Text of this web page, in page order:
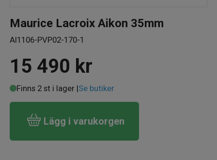
Maurice Lacroix Aikon 35mm
AI1106-PVP02-170-1
15 490 kr
Finns 2 st i lager |Se butiker
Lägg i varukorgen